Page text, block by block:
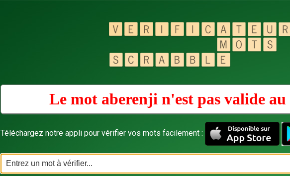
Le mot aberenji n'est pas valide au
Téléchargez notre appli pour vérifier vos mots facilement :